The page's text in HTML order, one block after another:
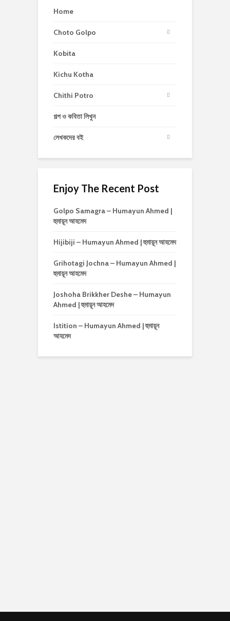
Home
Choto Golpo
Kobita
Kichu Kotha
Chithi Potro
গল্প ও কবিতা লিখুন
লেখকদের বই
Enjoy The Recent Post
Golpo Samagra – Humayun Ahmed |
হুমায়ূন আহমেদ
Hijibiji – Humayun Ahmed | হুমায়ূন আহমেদ
Grihotagi Jochna – Humayun Ahmed |
হুমায়ূন আহমেদ
Joshoha Brikkher Deshe – Humayun
Ahmed | হুমায়ূন আহমেদ
Istition – Humayun Ahmed | হুমায়ূন
আহমেদ